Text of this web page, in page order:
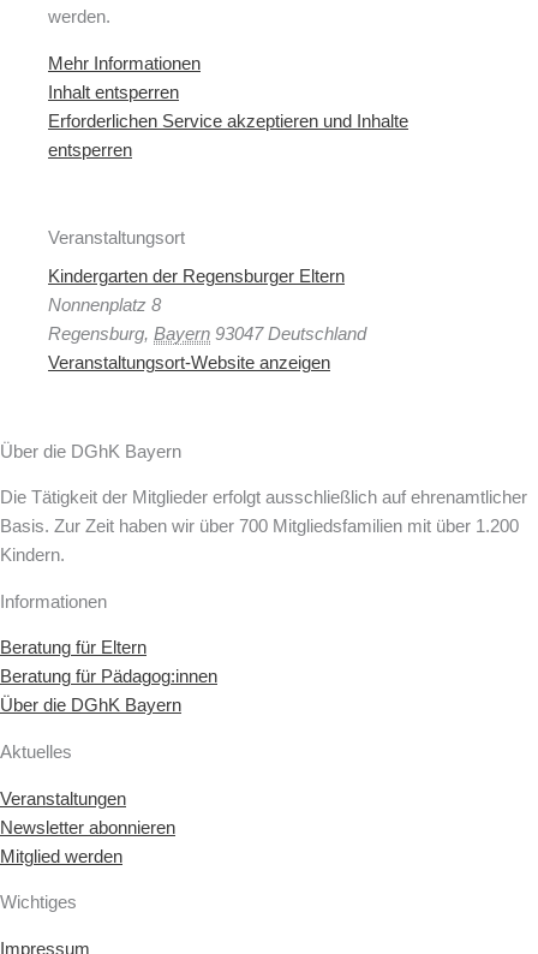
Veranstaltungsort
Kindergarten der Regensburger Eltern
Nonnenplatz 8
Regensburg, Bayern 93047 Deutschland
Veranstaltungsort-Website anzeigen
werden.
Mehr Informationen
Inhalt entsperren
Erforderlichen Service akzeptieren und Inhalte
entsperren
Über die DGhK Bayern
Die Tätigkeit der Mitglieder erfolgt ausschließlich auf ehrenamtlicher
Basis. Zur Zeit haben wir über 700 Mitgliedsfamilien mit über 1.200
Kindern.
Informationen
Beratung für Eltern
Beratung für Pädagog:innen
Über die DGhK Bayern
Aktuelles
Veranstaltungen
Newsletter abonnieren
Mitglied werden
Wichtiges
Impressum